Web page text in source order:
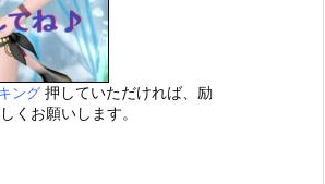
ング 押していただければ、励
くお願いします。